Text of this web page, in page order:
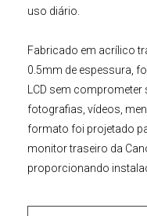
uso diário.
Fabricado em acrílico
0.5mm de espessura,
LCD sem
fotografias, vídeos,
formato foi projetado
monitor traseiro da
proporcionando
Proteção para o uso